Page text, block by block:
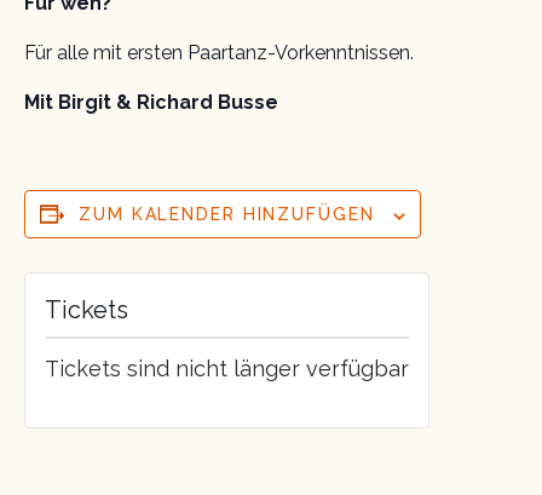
Für alle mit ersten Paartanz-Vorkenntnissen.
Mit Birgit & Richard Busse
ZUM KALENDER HINZUFÜGEN
Tickets
Tickets sind nicht länger verfügbar